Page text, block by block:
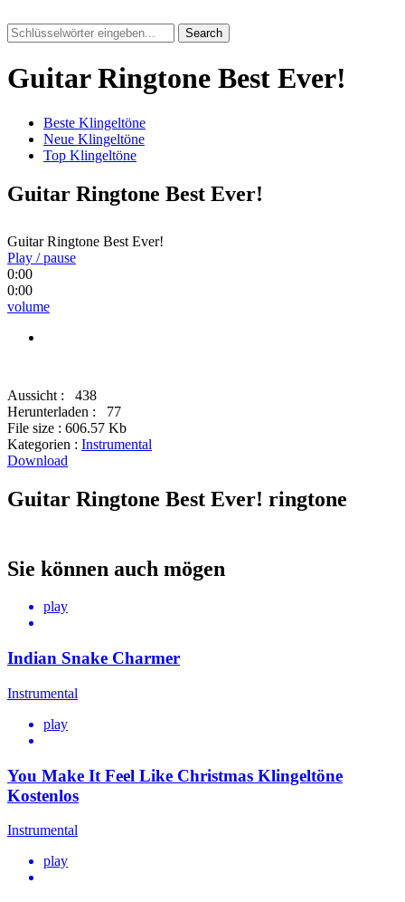
Search
Guitar Ringtone Best Ever!
Beste Klingeltöne
Neue Klingeltöne
Top Klingeltöne
Guitar Ringtone Best Ever!
Guitar Ringtone Best Ever!
Play / pause
0:00
0:00
volume
Aussicht :
438
Herunterladen :
77
File size : 606.57 Kb
Kategorien : Instrumental
Download
Guitar Ringtone Best Ever! ringtone
Sie können auch mögen
play
Indian Snake Charmer
Instrumental
play
You Make It Feel Like Christmas Klingeltöne
Kostenlos
Instrumental
play